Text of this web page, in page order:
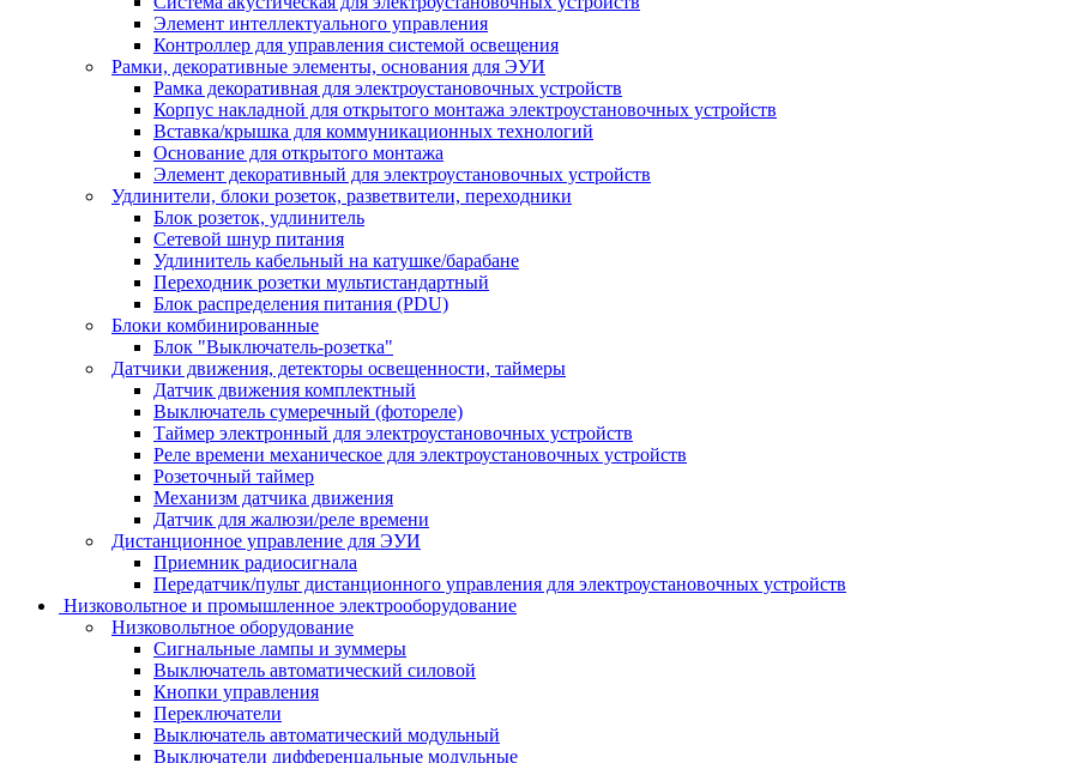
Элемент интеллектуального управления
Контроллер для управления системой освещения
Рамки, декоративные элементы, основания для ЭУИ
Рамка декоративная для электроустановочных устройств
Корпус накладной для открытого монтажа электроустановочных устройств
Вставка/крышка для коммуникационных технологий
Основание для открытого монтажа
Элемент декоративный для электроустановочных устройств
Удлинители, блоки розеток, разветвители, переходники
Блок розеток, удлинитель
Сетевой шнур питания
Удлинитель кабельный на катушке/барабане
Переходник розетки мультистандартный
Блок распределения питания (PDU)
Блоки комбинированные
Блок "Выключатель-розетка"
Датчики движения, детекторы освещенности, таймеры
Датчик движения комплектный
Выключатель сумеречный (фотореле)
Таймер электронный для электроустановочных устройств
Реле времени механическое для электроустановочных устройств
Розеточный таймер
Механизм датчика движения
Датчик для жалюзи/реле времени
Дистанционное управление для ЭУИ
Приемник радиосигнала
Передатчик/пульт дистанционного управления для электроустановочных устройств
Низковольтное и промышленное электрооборудование
Низковольтное оборудование
Сигнальные лампы и зуммеры
Выключатель автоматический силовой
Кнопки управления
Переключатели
Выключатель автоматический модульный
Выключатели дифференцальные модульные